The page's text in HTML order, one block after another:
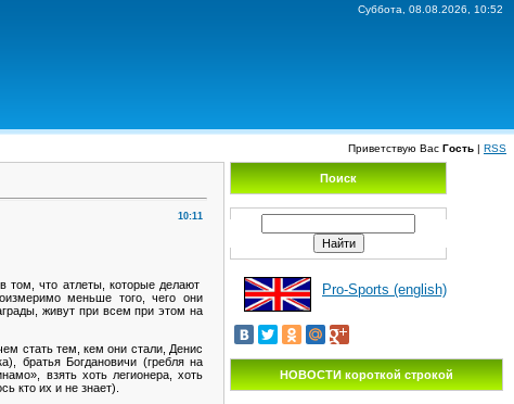
Суббота, 08.08.2026, 10:52
Приветствую Вас Гость | RSS
10:11
том, что атлеты, которые делают
меньше того, чего они
живут при всем при этом на
стать тем, кем они стали, Денис
братья Богдановичи (гребля на
взять хоть легионера, хоть
кто их и не знает).
Поиск
Pro-Sports (english)
НОВОСТИ короткой строкой